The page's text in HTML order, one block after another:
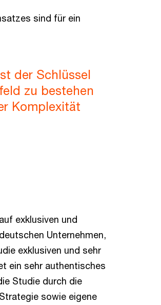
sind für ein
der Schlüssel
zu bestehen
Komplexität
exklusiven und
Unternehmen,
exklusiven und sehr
ein sehr authentisches
Studie durch die
sowie eigene